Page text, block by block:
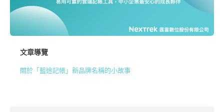
文章導覽
關於「藍途記帳」新品牌名稱的小故事